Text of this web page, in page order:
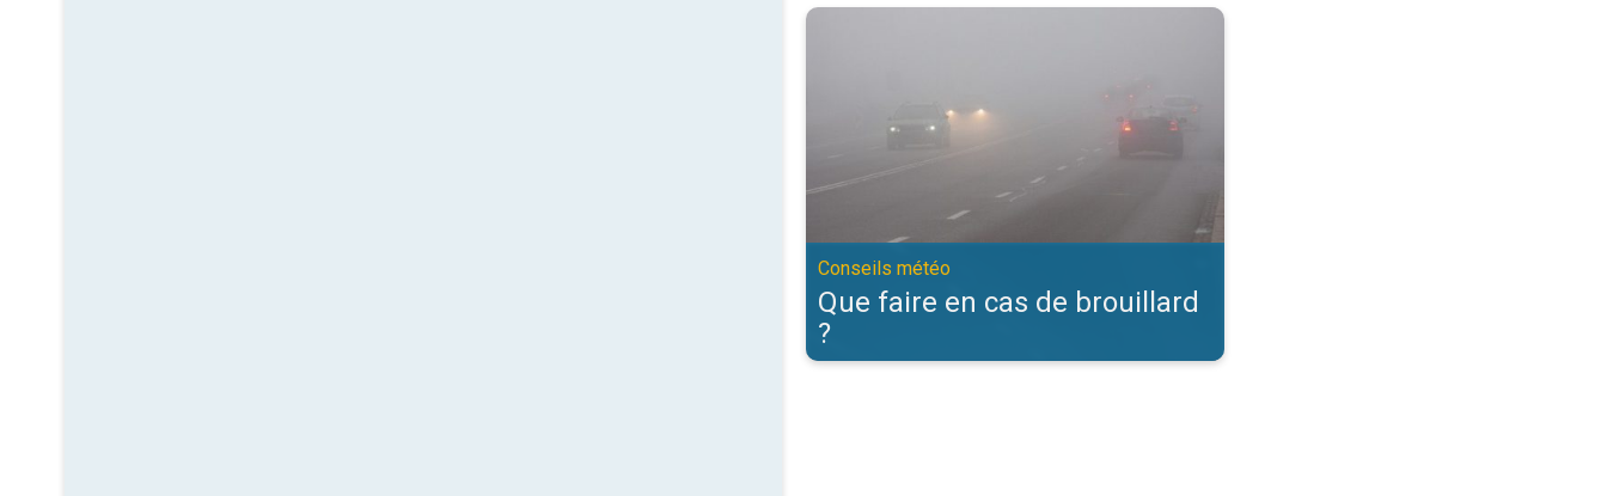
Que faire en cas de brouillard ?. Conseils météo. . .
Conseils météo
Que faire en cas de brouillard
?